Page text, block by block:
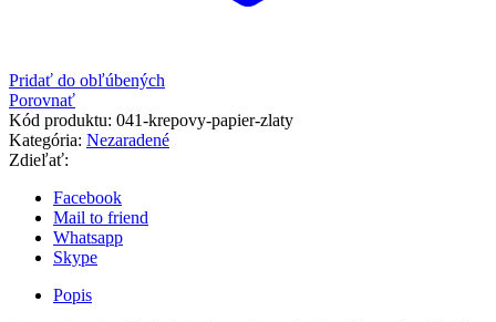
Pridať do obľúbených
Porovnať
Kód produktu: 041-krepovy-papier-zlaty
Kategória: Nezaradené
Zdieľať:
Facebook
Mail to friend
Whatsapp
Skype
Popis